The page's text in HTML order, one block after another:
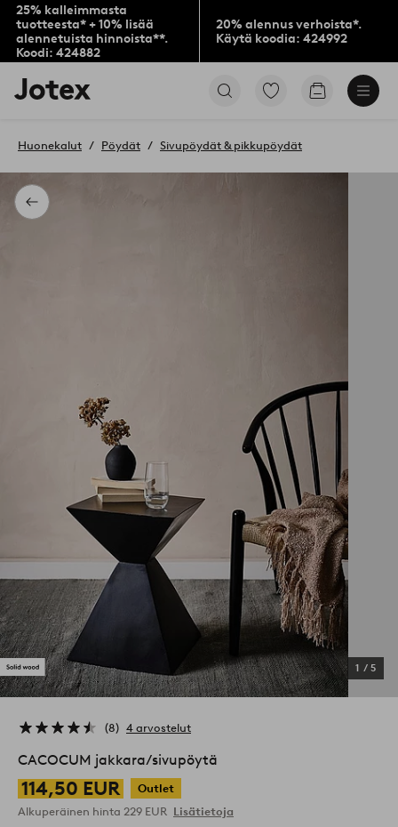
25% kalleimmasta
tuotteesta* + 10% lisää
alennetuista hinnoista**.
Koodi: 424882
20% alennus verhoista*.
Käytä koodia: 424992
Jotex-
logo
aloitussivulle
Siirry
Siirry
Takaisin
Huonekalut Pöydät Sivupöydät & pikkupöydät
1 / 5
8 4 arvostelut
CACOCUM jakkara/sivupöytä
114,50 EUR
Outlet
Alkuperäinen hinta 229 EUR Lisätietoja